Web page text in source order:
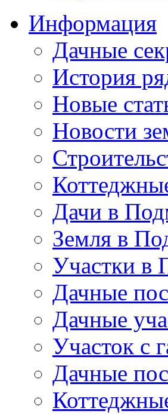
Информация
Дачные
История
Новые
Новости
Дачи в
Земля в
Участки в
Дачные
Дачные
Участок с
Дачные